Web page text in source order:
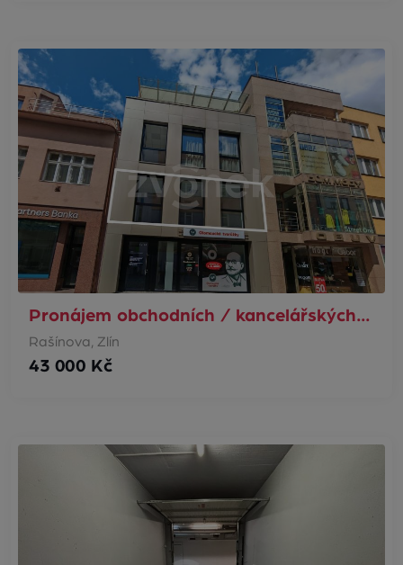
Pronájem obchodních / kancelářských…
Rašínova, Zlín
43 000 Kč